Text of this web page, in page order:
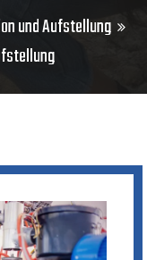
und Aufstellung